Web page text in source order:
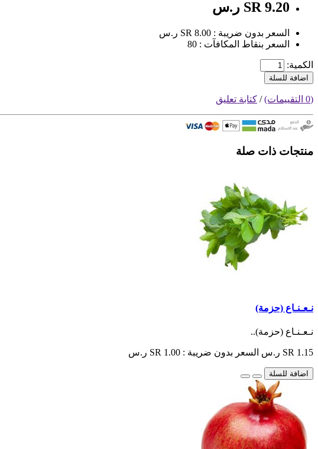
SR 9.20 ر.س
السعر بدون ضريبة : SR 8.00 ر.س
السعر بنقاط المكافآت : 80
الكمية:
اضافة للسلة
(0 التقييمات) / كتابة تعليق
منتجات ذات صلة
نـعـنـاع (حزمة)
نـعـنـاع (حزمة)..
SR 1.15 ر.س السعر بدون ضريبة : SR 1.00 ر.س
اضافة للسلة